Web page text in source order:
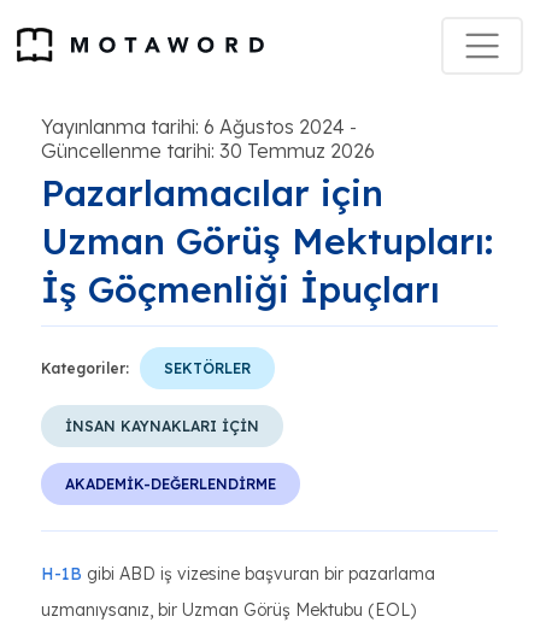
Yayınlanma tarihi: 6 Ağustos 2024 -
Güncellenme tarihi: 30 Temmuz 2026
Pazarlamacılar için
Uzman Görüş Mektupları:
İş Göçmenliği İpuçları
Kategoriler: SEKTÖRLER
İNSAN KAYNAKLARI İÇİN
AKADEMİK-DEĞERLENDİRME
H-1B gibi ABD iş vizesine başvuran bir pazarlama
uzmanıysanız, bir Uzman Görüş Mektubu (EOL)